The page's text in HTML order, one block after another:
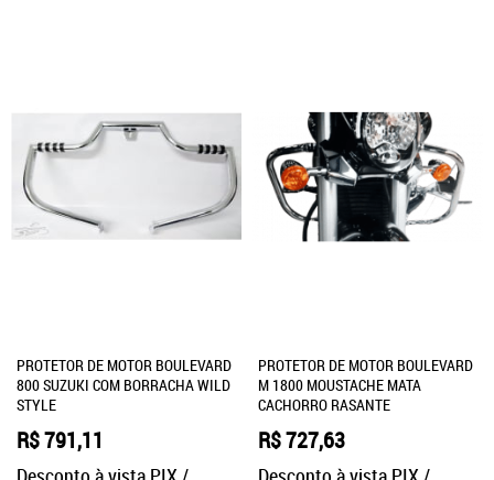
PROTETOR DE MOTOR BOULEVARD
800 SUZUKI COM BORRACHA WILD
STYLE
R$ 791,11
PROTETOR DE MOTOR BOULEVARD
M 1800 MOUSTACHE MATA
CACHORRO RASANTE
R$ 727,63